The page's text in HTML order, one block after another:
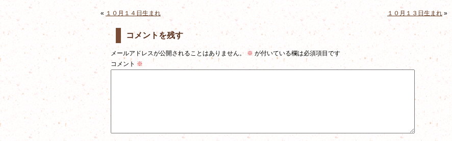
« １０月１４日生まれ １０月１３日生まれ »
コメントを残す
メールアドレスが公開されることはありません。 ※ が付いている欄は必須項目です
コメント ※